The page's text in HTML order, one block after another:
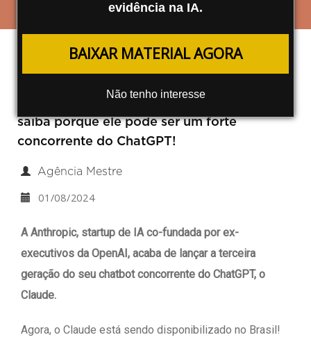
evidência na IA.
BAIXAR MATERIAL AGORA
Não tenho interesse
Claude Chega ao Brasil!
saiba porque ele pode ser um forte
concorrente do ChatGPT!
Agência Mestre
01/08/2024
A Anthropic, startup de IA co-fundada por ex-
executivos da OpenAI, acaba de lançar a terceira
geração do seu chatbot concorrente do ChatGPT, o
Claude.
Agora, o Claude está sendo disponibilizado no Brasil!